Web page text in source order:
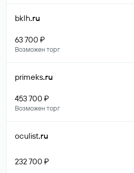
bklh.ru
63 700 ₽
Возможен торг
primeks.ru
453 700 ₽
Возможен торг
oculist.ru
232 700 ₽